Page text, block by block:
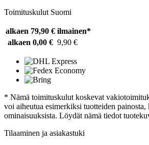
Toimituskulut Suomi
alkaen 79,90 € ilmainen*
alkaen 0,00 € 9,90 €
* Nämä toimituskulut koskevat
voi aiheutua esimerkiksi tuotteiden painosta,
ominaisuuksista. Löydät nämä tiedot
Tilaaminen ja asiakastuki